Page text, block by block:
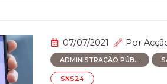
07/07/2021 Por
ADMINISTRAÇÃO PÚB...
SNS24